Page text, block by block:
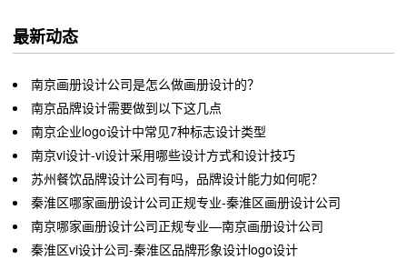
最新动态
南京画册设计公司是怎么做画册设计的？
南京品牌设计需要做到以下这几点
南京企业logo设计中常见7种标志设计类型
南京vi设计-vi设计采用哪些设计方式和设计技巧
苏州餐饮品牌设计公司有吗，品牌设计能力如何呢？
秦淮区哪家画册设计公司正规专业-秦淮区画册设计公司
南京哪家画册设计公司正规专业—南京画册设计公司
秦淮区vi设计公司-秦淮区品牌形象设计logo设计